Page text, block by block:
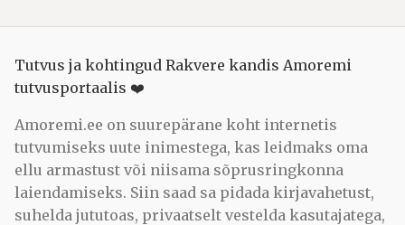
Tutvus ja kohtingud Rakvere kandis Amoremi
tutvusportaalis ❤️
Amoremi.ee on suurepärane koht internetis
tutvumiseks uute inimestega, kas leidmaks oma
ellu armastust või niisama sõprusringkonna
laiendamiseks. Siin saad sa pidada kirjavahetust,
suhelda jututoas, privaatselt vestelda kasutajatega,